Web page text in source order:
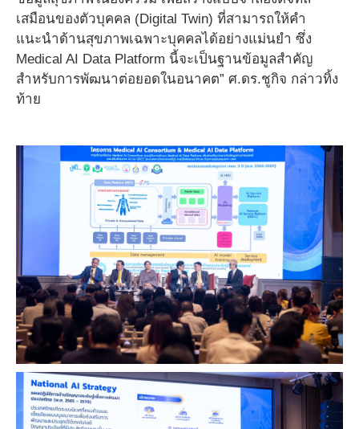
เสมือนของตัวบุคคล (Digital Twin) ที่สามารถให้คำ
แนะนำด้านสุขภาพเฉพาะบุคคลได้อย่างแม่นยำ ซึ่ง
Medical AI Data Platform นี้จะเป็นฐานข้อมูลสำคัญ
สำหรับการพัฒนาต่อยอดในอนาคต” ศ.ดร.ชูกิจ กล่าวทิ้ง
ท้าย